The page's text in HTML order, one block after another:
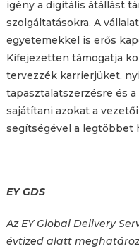
igény a digitális átállást
szolgáltatásokra. A
egyetemekkel is erős
Kifejezetten támogatja
tervezzék karrierjüket,
tapasztalatszerzésre és
sajátítani azokat a
segítségével a legtöbbet
EY GDS
Az EY Global Delivery
évtized alatt